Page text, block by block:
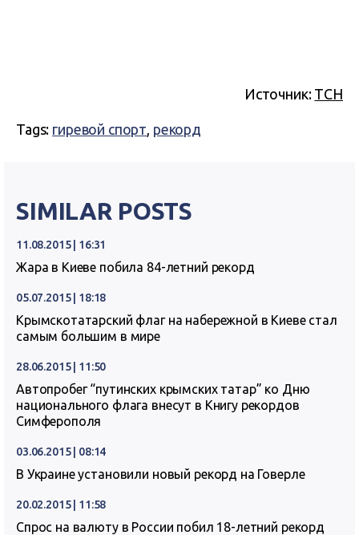
Источник: ТСН
Tags: гиревой спорт, рекорд
SIMILAR POSTS
11.08.2015 | 16:31
Жара в Киеве побила 84-летний рекорд
05.07.2015 | 18:18
Крымскотатарский флаг на набережной в Киеве стал
самым большим в мире
28.06.2015 | 11:50
Автопробег “путинских крымских татар” ко Дню
национального флага внесут в Книгу рекордов
Симферополя
03.06.2015 | 08:14
В Украине установили новый рекорд на Говерле
20.02.2015 | 11:58
Спрос на валюту в России побил 18-летний рекорд